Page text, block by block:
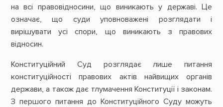
на всі правовідносини, що виникають у державі. Це
означає, що суди уповноважені розглядати і
вирішувати усі спори, що виникають з правових
відносин.
Конституційний Суд розглядає лише питання
конституційності правових актів найвищих органів
держави, а також дає тлумачення Конституції і законам.
З першого питання до Конституційного Суду можуть